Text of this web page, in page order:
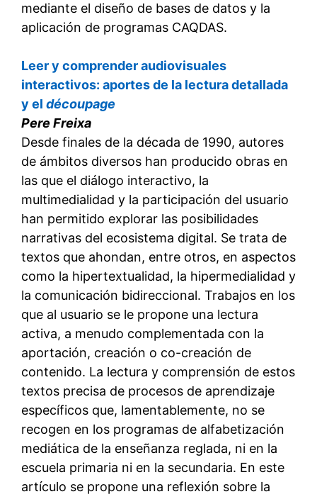
mediante el diseño de bases de datos y la
aplicación de programas CAQDAS.
Leer y comprender audiovisuales
interactivos: aportes de la lectura detallada
y el découpage
Pere Freixa
Desde finales de la década de 1990, autores
de ámbitos diversos han producido obras en
las que el diálogo interactivo, la
multimedialidad y la participación del usuario
han permitido explorar las posibilidades
narrativas del ecosistema digital. Se trata de
textos que ahondan, entre otros, en aspectos
como la hipertextualidad, la hipermedialidad y
la comunicación bidireccional. Trabajos en los
que al usuario se le propone una lectura
activa, a menudo complementada con la
aportación, creación o co-creación de
contenido. La lectura y comprensión de estos
textos precisa de procesos de aprendizaje
específicos que, lamentablemente, no se
recogen en los programas de alfabetización
mediática de la enseñanza reglada, ni en la
escuela primaria ni en la secundaria. En este
artículo se propone una reflexión sobre la